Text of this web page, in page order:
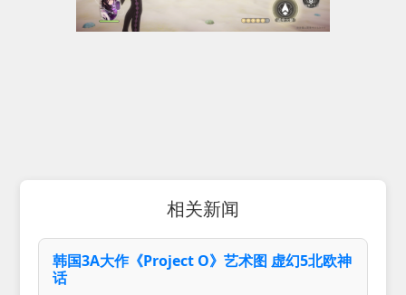
相关新闻
韩国3A大作《Project O》艺术图 虚幻5北欧神
话